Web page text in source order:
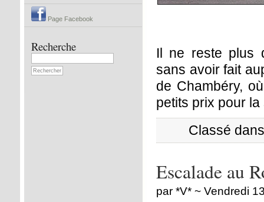
Page Facebook
Recherche
Il ne reste plus
sans avoir fait
de Chambéry,
petits prix pour
Classé
Escalade au
par *V* ~ Vendredi